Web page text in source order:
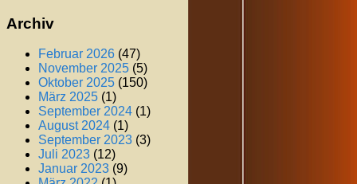
Archiv
Februar 2026 (47)
November 2025 (5)
Oktober 2025 (150)
März 2025 (1)
September 2024 (1)
August 2024 (1)
September 2023 (3)
Juli 2023 (12)
Januar 2023 (9)